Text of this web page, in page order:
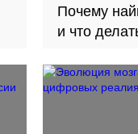
Почему
и что